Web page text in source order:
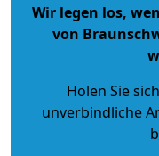
Wir legen los,
von
Holen Sie
unverbindliche